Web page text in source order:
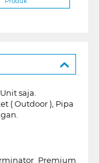
saja.
( Outdoor ), Pipa
Premium